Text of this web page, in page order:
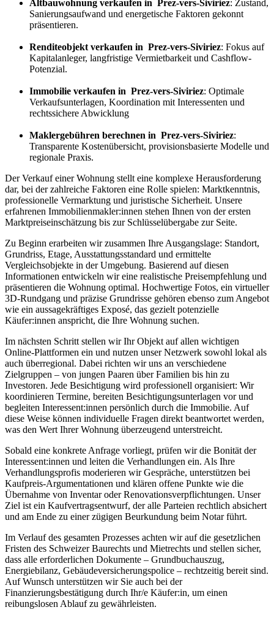
Altbauwohnung verkaufen in Prez-vers-Siviriez: Zustand,
Sanierungsaufwand und energetische Faktoren gekonnt
präsentieren.
Renditeobjekt verkaufen in Prez-vers-Siviriez: Fokus auf
Kapitalanleger, langfristige Vermietbarkeit und Cashflow-
Potenzial.
Immobilie verkaufen in Prez-vers-Siviriez: Optimale
Verkaufsunterlagen, Koordination mit Interessenten und
rechtssichere Abwicklung
Maklergebühren berechnen in Prez-vers-Siviriez:
Transparente Kostenübersicht, provisionsbasierte Modelle und
regionale Praxis.
Der Verkauf einer Wohnung stellt eine komplexe Herausforderung
dar, bei der zahlreiche Faktoren eine Rolle spielen: Marktkenntnis,
professionelle Vermarktung und juristische Sicherheit. Unsere
erfahrenen Immobilienmakler:innen stehen Ihnen von der ersten
Marktpreiseinschätzung bis zur Schlüsselübergabe zur Seite.
Zu Beginn erarbeiten wir zusammen Ihre Ausgangslage: Standort,
Grundriss, Etage, Ausstattungsstandard und ermittelte
Vergleichsobjekte in der Umgebung. Basierend auf diesen
Informationen entwickeln wir eine realistische Preisempfehlung und
präsentieren die Wohnung optimal. Hochwertige Fotos, ein virtueller
3D-Rundgang und präzise Grundrisse gehören ebenso zum Angebot
wie ein aussagekräftiges Exposé, das gezielt potenzielle
Käufer:innen anspricht, die Ihre Wohnung suchen.
Im nächsten Schritt stellen wir Ihr Objekt auf allen wichtigen
Online-Plattformen ein und nutzen unser Netzwerk sowohl lokal als
auch überregional. Dabei richten wir uns an verschiedene
Zielgruppen – von jungen Paaren über Familien bis hin zu
Investoren. Jede Besichtigung wird professionell organisiert: Wir
koordinieren Termine, bereiten Besichtigungsunterlagen vor und
begleiten Interessent:innen persönlich durch die Immobilie. Auf
diese Weise können individuelle Fragen direkt beantwortet werden,
was den Wert Ihrer Wohnung überzeugend unterstreicht.
Sobald eine konkrete Anfrage vorliegt, prüfen wir die Bonität der
Interessent:innen und leiten die Verhandlungen ein. Als Ihre
Verhandlungsprofis moderieren wir Gespräche, unterstützen bei
Kaufpreis-Argumentationen und klären offene Punkte wie die
Übernahme von Inventar oder Renovationsverpflichtungen. Unser
Ziel ist ein Kaufvertragsentwurf, der alle Parteien rechtlich absichert
und am Ende zu einer zügigen Beurkundung beim Notar führt.
Im Verlauf des gesamten Prozesses achten wir auf die gesetzlichen
Fristen des Schweizer Baurechts und Mietrechts und stellen sicher,
dass alle erforderlichen Dokumente – Grundbuchauszug,
Energiebilanz, Gebäudeversicherungspolice – rechtzeitig bereit sind.
Auf Wunsch unterstützen wir Sie auch bei der
Finanzierungsbestätigung durch Ihr/e Käufer:in, um einen
reibungslosen Ablauf zu gewährleisten.